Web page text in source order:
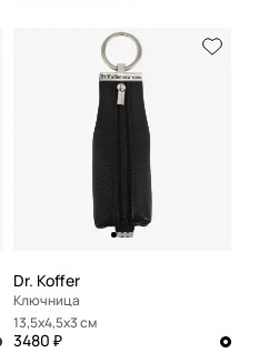
Dr. Koffer
Ключница
13,5x4,5x3 см
3480 ₽